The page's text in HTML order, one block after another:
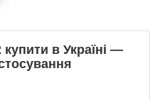
в Україні —